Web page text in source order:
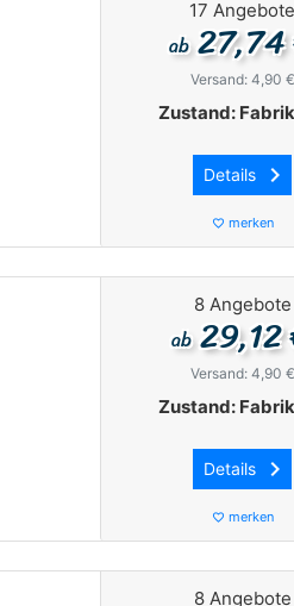
17 Angebote
ab
Versand: 4,90 €
Zustand:
Details keyboard_arrow_right
favorite_border merken
8 Angebote
ab
Versand: 4,90 €
Zustand:
Details keyboard_arrow_right
favorite_border merken
8 Angebote